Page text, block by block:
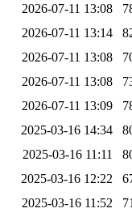
2026-07-11 13:08
2026-07-11 13:14
2026-07-11 13:08
2026-07-11 13:08
2026-07-11 13:09
2025-03-16 14:34
2025-03-16 11:11
2025-03-16 12:22
2025-03-16 11:52